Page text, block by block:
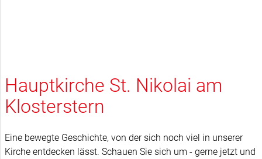
Hauptkirche St. Nikolai am
Klosterstern
Eine bewegte Geschichte, von der sich noch viel in unserer
Kirche entdecken lässt. Schauen Sie sich um - gerne jetzt und